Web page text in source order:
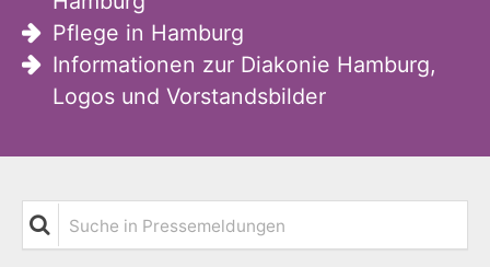
Pflege in Hamburg
Informationen zur Diakonie Hamburg,
Logos und Vorstandsbilder
Suche in Pressemeldungen